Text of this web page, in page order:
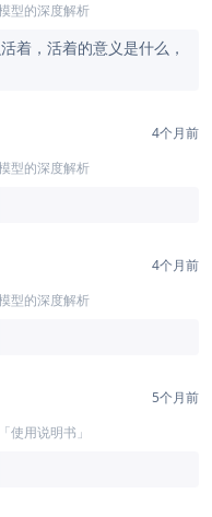
型的深度解析
着，活着的意义是什么，
4个月前
型的深度解析
4个月前
型的深度解析
5个月前
使用说明书」